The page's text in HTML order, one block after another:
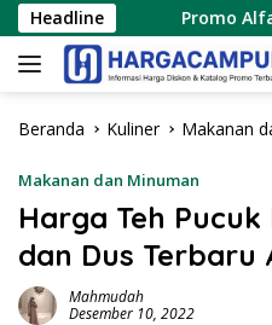
Langsung
ke
konten
HeadlinePromo Alfamidi
Beranda Kuliner Makanan
Makanan dan Minuman
Harga Teh
dan Dus Terbaru
Mahmudah
Desember 10, 2022